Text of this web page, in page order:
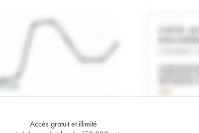
Accès gratuit et illimité